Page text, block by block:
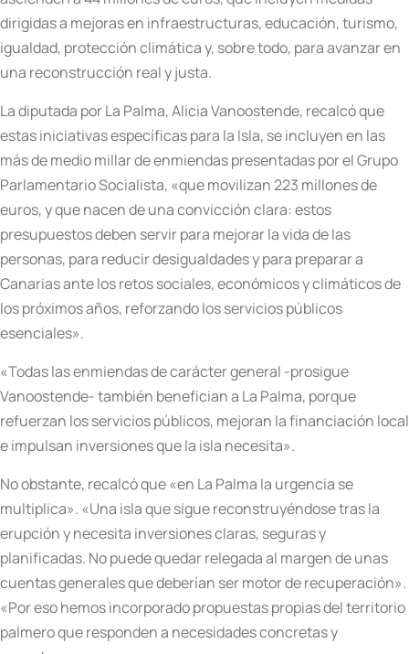
dirigidas a mejoras en infraestructuras, educación, turismo,
igualdad, protección climática y, sobre todo, para avanzar en
una reconstrucción real y justa.
La diputada por La Palma, Alicia Vanoostende, recalcó que
estas iniciativas específicas para la Isla, se incluyen en las
más de medio millar de enmiendas presentadas por el Grupo
Parlamentario Socialista, «que movilizan 223 millones de
euros, y que nacen de una convicción clara: estos
presupuestos deben servir para mejorar la vida de las
personas, para reducir desigualdades y para preparar a
Canarias ante los retos sociales, económicos y climáticos de
los próximos años, reforzando los servicios públicos
esenciales».
«Todas las enmiendas de carácter general -prosigue
Vanoostende- también benefician a La Palma, porque
refuerzan los servicios públicos, mejoran la financiación local
e impulsan inversiones que la isla necesita».
No obstante, recalcó que «en La Palma la urgencia se
multiplica». «Una isla que sigue reconstruyéndose tras la
erupción y necesita inversiones claras, seguras y
planificadas. No puede quedar relegada al margen de unas
cuentas generales que deberían ser motor de recuperación».
«Por eso hemos incorporado propuestas propias del territorio
palmero que responden a necesidades concretas y